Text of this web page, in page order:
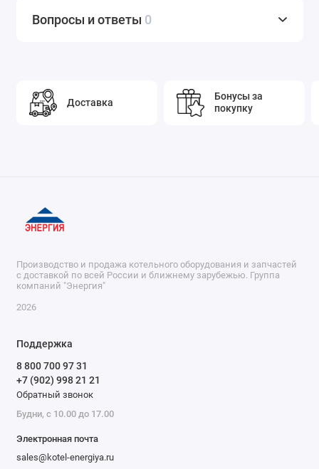
Вопросы и ответы 0
Доставка
Бонусы за
покупку
Производство и продажа котельного оборудования и запчастей
с доставкой по всей России и ближнему зарубежью. Группа
компаний "Энергия"
2026
Поддержка
8 800 700 97 31
+7 (902) 998 21 21
Обратный звонок
Будни, с 10.00 до 17.00
Электронная почта
sales@kotel-energiya.ru